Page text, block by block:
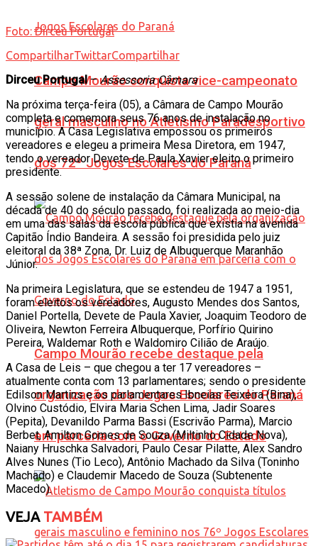
Campo Mourão conquista vice-campeonato
geral masculino no Atletismo Paradesportivo
dos 72º Jogos Escolares do Paraná
Campo Mourão recebe destaque pela
organização dos Jogos Escolares do Paraná
em parceria com o Governo do Estado
Foto: Dirceu Portugal
CompartilharTwittarCompartilhar
Dirceu Portugal–Assessoria Câmara
Na próxima terça-feira (05), a Câmara de Campo Mourão
completa e comemora seus 76 anos de instalação no
município. A Casa Legislativa empossou os primeiros
vereadores e elegeu a primeira Mesa Diretora, em 1947,
tendo o vereador Devete de Paula Xavier eleito o primeiro
presidente.
A sessão solene de instalação da Câmara Municipal, na
década de 40 do século passado, foi realizada ao meio-dia
em uma das salas da escola pública que existia na avenida
Capitão Índio Bandeira. A sessão foi presidida pelo juiz
eleitoral da 38ª Zona, Dr. Luiz de Albuquerque Maranhão
Júnior.
Na primeira Legislatura, que se estendeu de 1947 a 1951,
foram eleitos os vereadores, Augusto Mendes dos Santos,
Daniel Portella, Devete de Paula Xavier, Joaquim Teodoro de
Oliveira, Newton Ferreira Albuquerque, Porfírio Quirino
Pereira, Waldemar Roth e Waldomiro Cilião de Araújo.
A Casa de Leis – que chegou a ter 17 vereadores –
atualmente conta com 13 parlamentares; sendo o presidente
Edilson Martins e os parlamentares Ibneias Teixeira (Bina),
Olvino Custódio, Elvira Maria Schen Lima, Jadir Soares
(Pepita), Devanildo Parma Bassi (Escrivão Parma), Marcio
Berbet, Amilton Gomes de Souza (Miltinho Cidade Nova),
Naiany Hruschka Salvadori, Paulo Cesar Pilatte, Alex Sandro
Alves Nunes (Tio Leco), Antônio Machado da Silva (Toninho
Machado) e Claudemir Macedo de Souza (Subtenente
Macedo).
VEJATAMBÉM